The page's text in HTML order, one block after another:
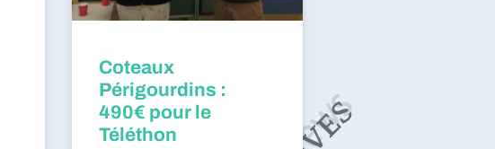
Coteaux
Périgourdins :
490€ pour le
Téléthon